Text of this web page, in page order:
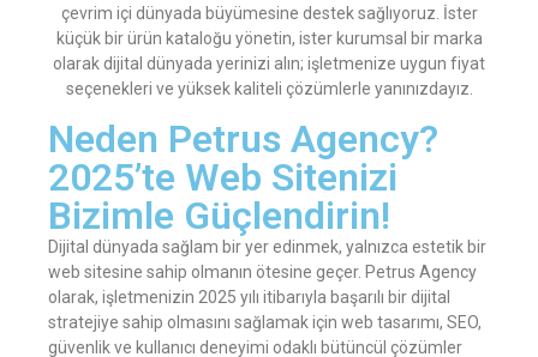
çevrim içi dünyada büyümesine destek sağlıyoruz. İster
küçük bir ürün kataloğu yönetin, ister kurumsal bir marka
olarak dijital dünyada yerinizi alın; işletmenize uygun fiyat
seçenekleri ve yüksek kaliteli çözümlerle yanınızdayız.
Neden Petrus Agency?
2025’te Web Sitenizi
Bizimle Güçlendirin!
Dijital dünyada sağlam bir yer edinmek, yalnızca estetik bir
web sitesine sahip olmanın ötesine geçer. Petrus Agency
olarak, işletmenizin 2025 yılı itibarıyla başarılı bir dijital
stratejiye sahip olmasını sağlamak için web tasarımı, SEO,
güvenlik ve kullanıcı deneyimi odaklı bütüncül çözümler